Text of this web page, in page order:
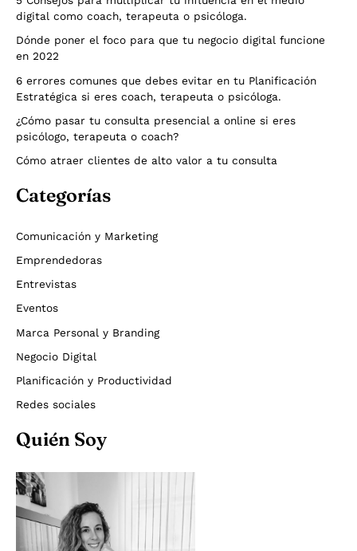
digital como coach, terapeuta o psicóloga.
Dónde poner el foco para que tu negocio digital funcione
en 2022
6 errores comunes que debes evitar en tu Planificación
Estratégica si eres coach, terapeuta o psicóloga.
¿Cómo pasar tu consulta presencial a online si eres
psicólogo, terapeuta o coach?
Cómo atraer clientes de alto valor a tu consulta
Categorías
Comunicación y Marketing
Emprendedoras
Entrevistas
Eventos
Marca Personal y Branding
Negocio Digital
Planificación y Productividad
Redes sociales
Quién Soy